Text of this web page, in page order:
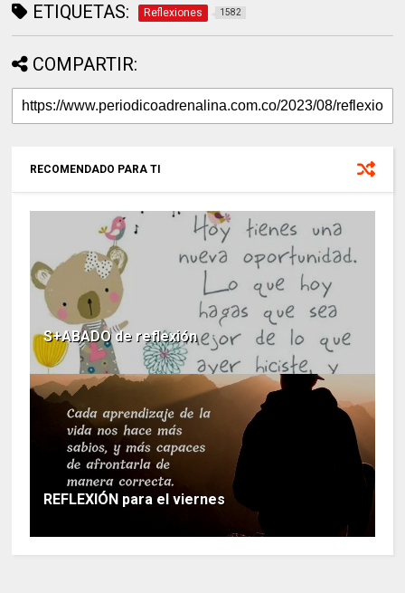
ETIQUETAS: Reflexiones 1582
COMPARTIR:
RECOMENDADO PARA TI
S+ABADO de reflexión
REFLEXIÓN para el viernes